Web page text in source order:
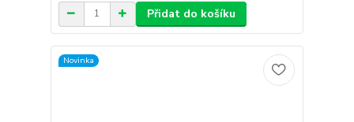
Přidat do košíku
Novinka